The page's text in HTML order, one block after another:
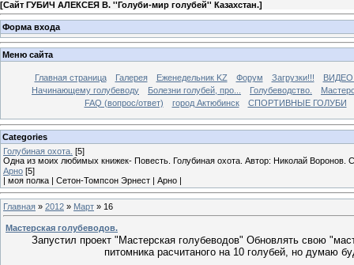
[Сайт ГУБИЧ АЛЕКСЕЯ В. ''Голуби-мир голубей'' Казахстан.]
Форма входа
Меню сайта
Главная страница Галерея Еженедельник KZ Форум Загрузки!!!
Начинающему голубеводу
Болезни голубей, про... Голубеводство.
FAQ (вопрос/ответ)
город Актюбинск СПОРТИВНЫЕ ГОЛУБИ
Categories
Голубиная охота. [5]
Одна из моих любимых книжек- Повесть. Голубиная охота. Автор: Николай Воронов.
Арно [5]
| моя полка | Сетон-Томпсон Эрнест | Арно |
Главная » 2012 » Март » 16
Мастерская голубеводов.
Запустил проект "Мастерская голубеводов" Обновлять свою
питомника расчитаного на 10 голубей, но думаю